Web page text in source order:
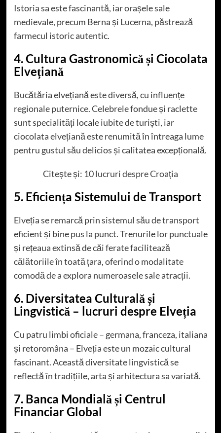
Istoria sa este fascinantă, iar orașele sale
medievale, precum Berna și Lucerna, păstrează
farmecul istoric autentic.
4. Cultura Gastronomică și Ciocolata
Elvețiană
Bucătăria elvețiană este diversă, cu influențe
regionale puternice. Celebrele fondue și raclette
sunt specialități locale iubite de turiști, iar
ciocolata elvețiană este renumită în întreaga lume
pentru gustul său delicios și calitatea excepțională.
Citește și: 10 lucruri despre Croația
5. Eficiența Sistemului de Transport
Elveția se remarcă prin sistemul său de transport
eficient și bine pus la punct. Trenurile lor punctuale
și rețeaua extinsă de căi ferate facilitează
călătoriile în toată țara, oferind o modalitate
comodă de a explora numeroasele sale atracții.
6. Diversitatea Culturală și
Lingvistică – lucruri despre Elveția
Cu patru limbi oficiale – germana, franceza, italiana
și retoromâna – Elveția este un mozaic cultural
fascinant. Această diversitate lingvistică se
reflectă în tradițiile, arta și arhitectura sa variată.
7. Banca Mondială și Centrul
Financiar Global